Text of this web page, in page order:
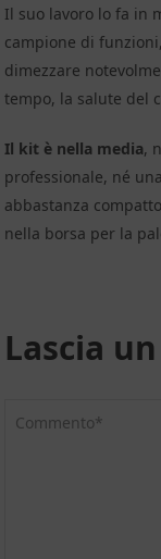
Il suo lavoro lo fa in
campione di
dimezzare
tempo, la salute del
Il kit è nella media,
professionale, né
abbastanza
nella borsa per la
Lascia